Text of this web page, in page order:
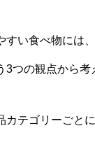
すい食べ物には
3つの観点から考
カテゴリーごと